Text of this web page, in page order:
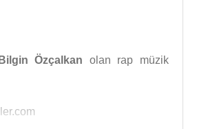
Bilgin Özçalkan olan rap müzik